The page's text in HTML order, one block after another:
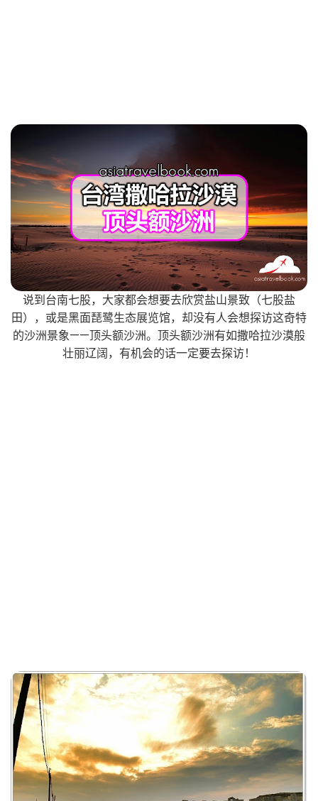
说到台南七股，大家都会想要去欣赏盐山景致（七股盐
田），或是黑面琵鹭生态展览馆，却没有人会想探访这奇特
的沙洲景象——顶头额沙洲。顶头额沙洲有如撒哈拉沙漠般
壮丽辽阔，有机会的话一定要去探访！